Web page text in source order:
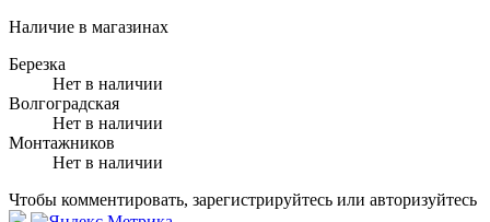
Наличие в магазинах
Березка
Нет в наличии
Волгоградская
Нет в наличии
Монтажников
Нет в наличии
Чтобы комментировать, зарегистрируйтесь или авторизуйтесь